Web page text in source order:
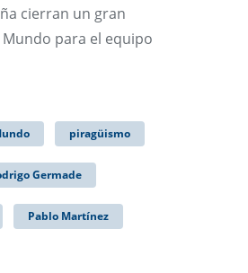
cierran un gran
para el equipo
piragüismo
Germade
Pablo Martínez